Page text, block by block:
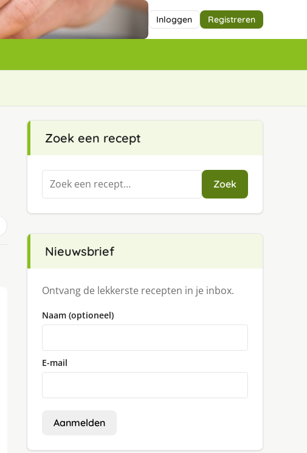
Inloggen Registreren
Zoek een recept
Zoeken
naar:
Zoek
Nieuwsbrief
Ontvang de lekkerste recepten in je inbox.
Naam (optioneel)
E-mail
Aanmelden